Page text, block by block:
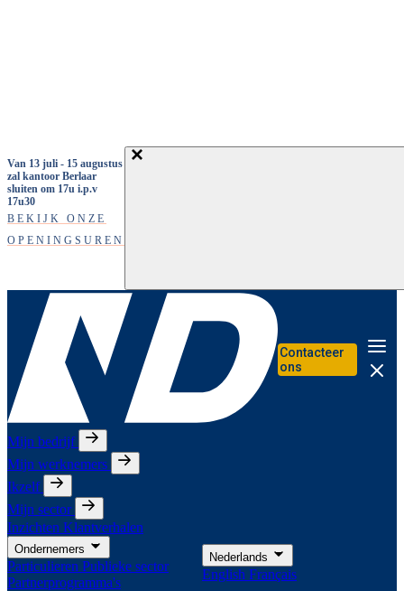
Van 13 juli - 15 augustus
zal kantoor Berlaar
sluiten om 17u i.p.v
17u30
BEKIJK ONZE
OPENINGSUREN
Contacteer
ons
Mijn bedrijf
Mijn werknemers
Ikzelf
Mijn sector
Inzichten Klantverhalen
Ondernemers
Particulieren Publieke sector
Partnerprogramma's
Nederlands
English Français